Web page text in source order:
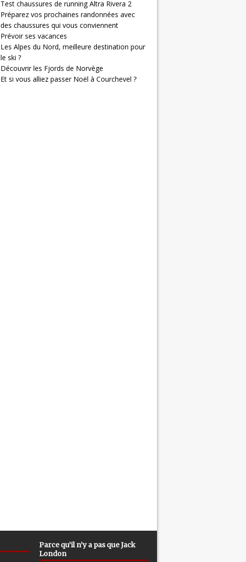
Test chaussures de running Altra Rivera 2
Préparez vos prochaines randonnées avec
des chaussures qui vous conviennent
Prévoir ses vacances
Les Alpes du Nord, meilleure destination pour
le ski ?
Découvrir les Fjords de Norvège
Et si vous alliez passer Noël à Courchevel ?
Parce qu’il n’y a pas que Jack
London